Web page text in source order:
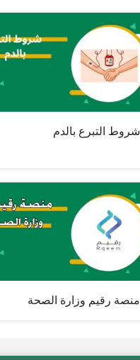
شروط التبرع بالدم
منصة رقيم وزارة الصحة